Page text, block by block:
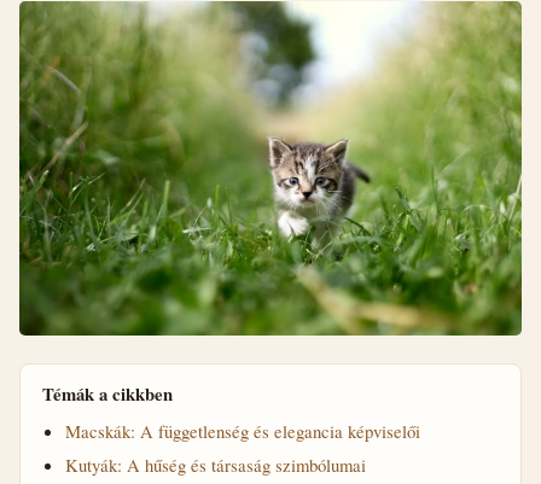
Témák a cikkben
Macskák: A függetlenség és elegancia képviselői
Kutyák: A hűség és társaság szimbólumai